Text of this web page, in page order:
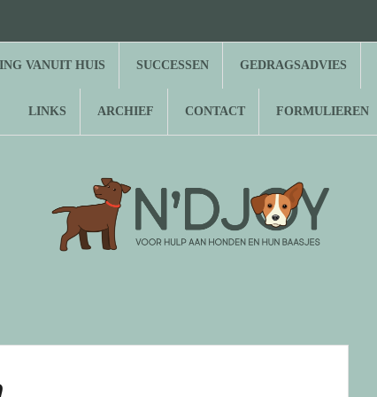
zoekt
baasje
vanuit
huis
N’Djoy
VANUIT HUIS SUCCESSEN GEDRAGSADVIES
LINKS ARCHIEF CONTACT FORMULIEREN